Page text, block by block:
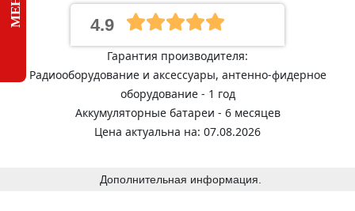
4.9
Гарантия производителя:
Радиооборудование и аксессуары, антенно-фидерное
оборудование - 1 год
Аккумуляторные батареи - 6 месяцев
Цена актуальна на: 07.08.2026
Дополнительная информация.